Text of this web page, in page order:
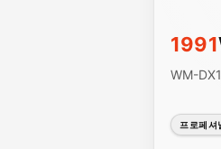
1991
WM-
프로페셔